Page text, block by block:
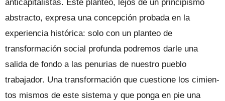
anticapitalistas. Este planteo, lejos de un principismo
abstrac­to, expresa una concepción probada en la
experiencia histórica: solo con un planteo de
transformación social profunda podre­mos darle una
salida de fondo a las pe­nurias de nuestro pueblo
trabajador. Una transformación que cuestione los cimien­
tos mismos de este sistema y que ponga en pie una